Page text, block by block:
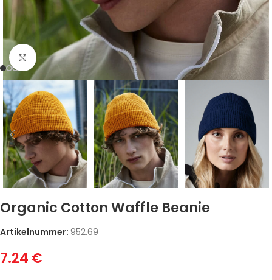
Zum Vergrößern klicken
Organic Cotton Waffle Beanie
Artikelnummer: 952.69
7.24 €